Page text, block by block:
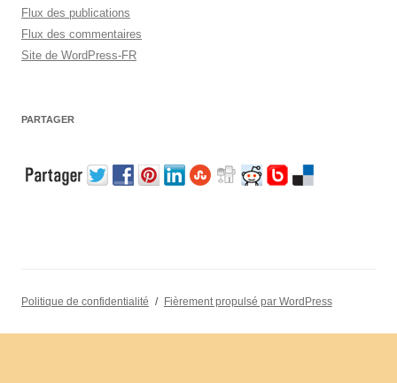
Flux des publications
Flux des commentaires
Site de WordPress-FR
PARTAGER
Politique de confidentialité Fièrement propulsé par WordPress